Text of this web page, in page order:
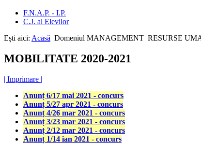
F.N.A.P. - I.P.
C.J. al Elevilor
Ești aici: Acasă Domeniul MANAGEMENT RESURSE
MOBILITATE 2020-2021
| Imprimare |
Anunț 6/17 mai 2021 - concurs
Anunț 5/27 apr 2021 - concurs
Anunț 4/26 mar 2021 - concurs
Anunț 3/23 mar 2021 - concurs
Anunț 2/12 mar 2021 - concurs
Anunț 1/14 ian 2021 - concurs